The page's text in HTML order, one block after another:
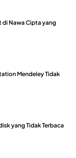
di Nawa Cipta yang
Mendeley Tidak
yang Tidak Terbaca